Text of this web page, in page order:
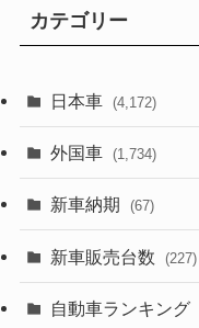
カテゴリー
日本車 (4,172)
(1,321)
(329)
外国車 (1,734)
(242)
新車納期 (67)
(28)
(8)
新車販売台数 (227)
自動車ランキング